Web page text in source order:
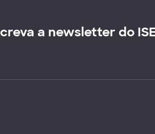
a newsletter do